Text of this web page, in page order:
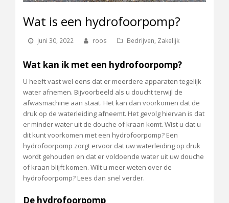
Wat is een hydrofoorpomp?
juni 30, 2022 roos Bedrijven, Zakelijk
Wat kan ik met een hydrofoorpomp?
U heeft vast wel eens dat er meerdere apparaten tegelijk
water afnemen. Bijvoorbeeld als u doucht terwijl de
afwasmachine aan staat. Het kan dan voorkomen dat de
druk op de waterleiding afneemt. Het gevolg hiervan is dat
er minder water uit de douche of kraan komt. Wist u dat u
dit kunt voorkomen met een hydrofoorpomp? Een
hydrofoorpomp zorgt ervoor dat uw waterleiding op druk
wordt gehouden en dat er voldoende water uit uw douche
of kraan blijft komen. Wilt u meer weten over de
hydrofoorpomp? Lees dan snel verder.
De hydrofoorpomp